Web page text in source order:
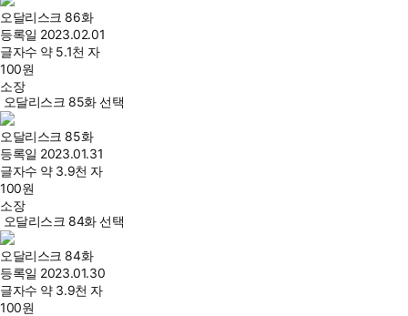
오달리스크 86화
등록일 2023.02.01
글자수 약 5.1천 자
100원
소장
오달리스크 85화 선택
오달리스크 85화
등록일 2023.01.31
글자수 약 3.9천 자
100원
소장
오달리스크 84화 선택
오달리스크 84화
등록일 2023.01.30
글자수 약 3.9천 자
100원